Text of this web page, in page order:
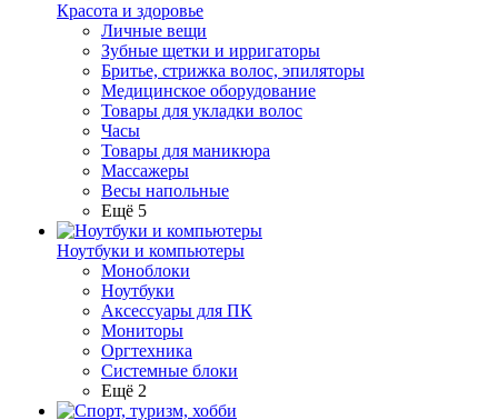
Красота и здоровье
Личные вещи
Зубные щетки и ирригаторы
Бритье, стрижка волос, эпиляторы
Медицинское оборудование
Товары для укладки волос
Часы
Товары для маникюра
Массажеры
Весы напольные
Ещё 5
Ноутбуки и компьютеры
Моноблоки
Ноутбуки
Аксессуары для ПК
Мониторы
Оргтехника
Системные блоки
Ещё 2